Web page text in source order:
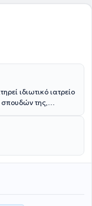
ιδιωτικό ιατρείο
της,
και έχει εργαστεί,
Π.Γ.Ν.Α "Αλεξάνδρα".
θυρεοειδή -
κύησης.